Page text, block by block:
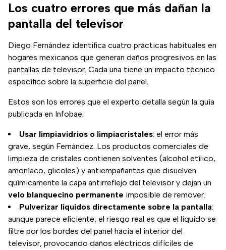
Los cuatro errores que más dañan la
pantalla del televisor
Diego Fernández identifica cuatro prácticas habituales en
hogares mexicanos que generan daños progresivos en las
pantallas de televisor. Cada una tiene un impacto técnico
específico sobre la superficie del panel.
Estos son los errores que el experto detalla según la guía
publicada en Infobae:
Usar limpiavidrios o limpiacristales: el error más
grave, según Fernández. Los productos comerciales de
limpieza de cristales contienen solventes (alcohol etílico,
amoníaco, glicoles) y antiempañantes que disuelven
químicamente la capa antirreflejo del televisor y dejan un
velo blanquecino permanente imposible de remover.
Pulverizar líquidos directamente sobre la pantalla:
aunque parece eficiente, el riesgo real es que el líquido se
filtre por los bordes del panel hacia el interior del
televisor, provocando daños eléctricos difíciles de